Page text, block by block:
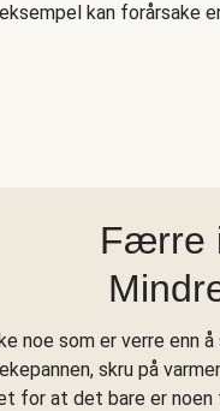
kan forårsake
Færre
noe som er verre enn
skru på
for at det bare er